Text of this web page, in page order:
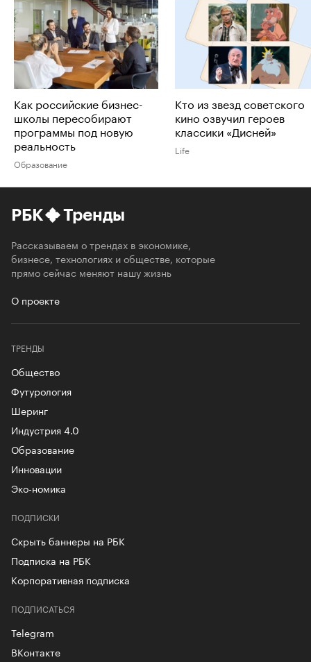
Как российские бизнес-
школы пересобирают
программы под новую
реальность
Образование
Кто из звезд советского
кино озвучил героев
классики «Дисней»
Life
РБК Тренды
Рассказываем о трендах в экономике,
бизнесе, технологиях и обществе, которые
прямо сейчас меняют нашу жизнь
О проекте
ТРЕНДЫ
Общество
Футурология
Шеринг
Индустрия 4.0
Образование
Инновации
Эко-номика
ПОДПИСКИ
Скрыть баннеры на РБК
Подписка на РБК
Корпоративная подписка
ПОДПИСАТЬСЯ
Telegram
ВКонтакте